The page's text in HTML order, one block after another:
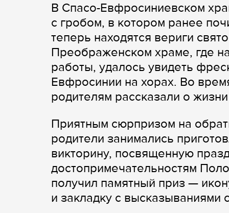
В Спасо-Евфросиниевском
с гробом, в котором ранее
теперь находятся вериги
Преображенском храме, где
работы, удалось увидеть
Евфросинии на хорах. Во
родителям рассказали о
Приятным сюрпризом на
родители занимались
викторину, посвященную
достопримечательностям
получил памятный приз —
и закладку с высказываниями